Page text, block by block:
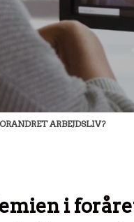
ARBEJDSLIV?
i